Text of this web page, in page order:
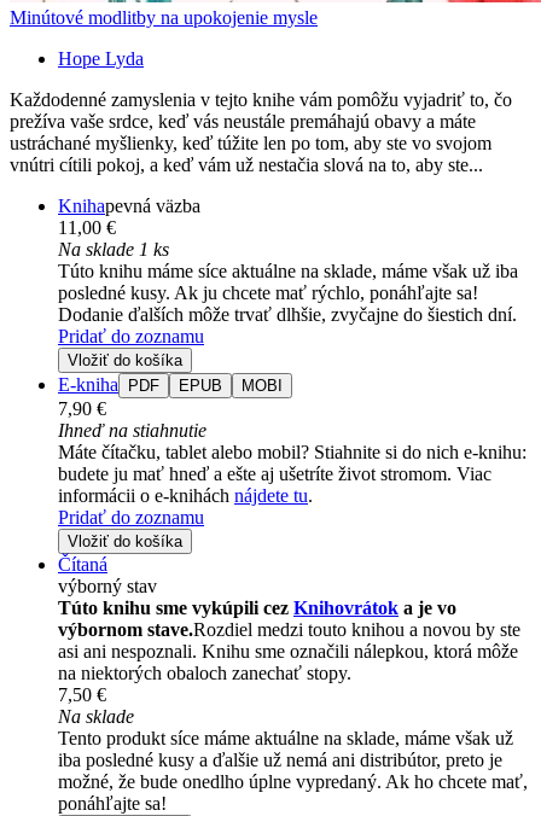
Minútové modlitby na upokojenie mysle
Hope Lyda
Každodenné zamyslenia v tejto knihe vám pomôžu vyjadriť to, čo
prežíva vaše srdce, keď vás neustále premáhajú obavy a máte
ustráchané myšlienky, keď túžite len po tom, aby ste vo svojom
vnútri cítili pokoj, a keď vám už nestačia slová na to, aby ste...
Knihapevná väzba
11,00 €
Na sklade 1 ks
Túto knihu máme síce aktuálne na sklade, máme však už iba
posledné kusy. Ak ju chcete mať rýchlo, ponáhľajte sa!
Dodanie ďalších môže trvať dlhšie, zvyčajne do šiestich dní.
Pridať do zoznamu
Vložiť do košíka
E-kniha PDF EPUB MOBI
7,90 €
Ihneď na stiahnutie
Máte čítačku, tablet alebo mobil? Stiahnite si do nich e-knihu:
budete ju mať hneď a ešte aj ušetríte život stromom. Viac
informácii o e-knihách nájdete tu.
Pridať do zoznamu
Vložiť do košíka
Čítaná
výborný stav
Túto knihu sme vykúpili cez Knihovrátok a je vo
výbornom stave.Rozdiel medzi touto knihou a novou by ste
asi ani nespoznali. Knihu sme označili nálepkou, ktorá môže
na niektorých obaloch zanechať stopy.
7,50 €
Na sklade
Tento produkt síce máme aktuálne na sklade, máme však už
iba posledné kusy a ďalšie už nemá ani distribútor, preto je
možné, že bude onedlho úplne vypredaný. Ak ho chcete mať,
ponáhľajte sa!